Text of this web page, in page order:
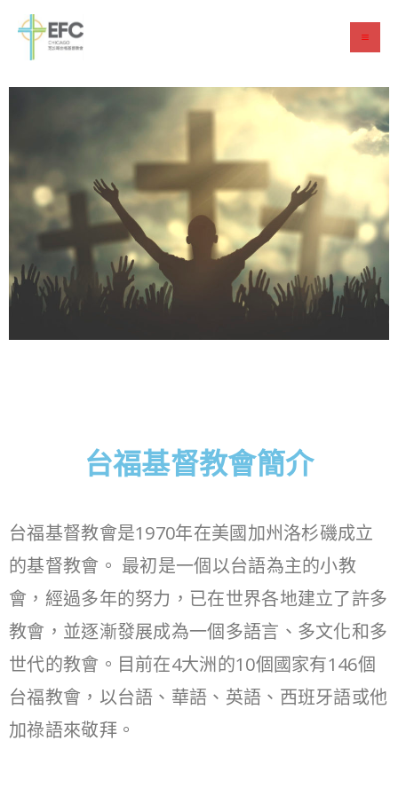
台福基督教會簡介
台福基督教會是1970年在美國加州洛杉磯成立
的基督教會。 最初是一個以台語為主的小教
會，經過多年的努力，已在世界各地建立了許多
教會，並逐漸發展成為一個多語言、多文化和多
世代的教會。目前在4大洲的10個國家有146個
台福教會，以台語、華語、英語、西班牙語或他
加祿語來敬拜。